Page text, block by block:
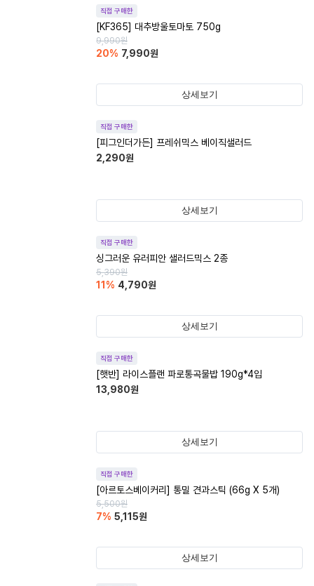
직접 구매한
[KF365] 대추방울토마토 750g
9,990원
20% 7,990원
상세보기
직접 구매한
[피그인더가든] 프레쉬믹스 베이직샐러드
2,290원
상세보기
직접 구매한
싱그러운 유러피안 샐러드믹스 2종
5,390원
11 % 4,790원
상세보기
직접 구매한
[햇반] 라이스플랜 파로통곡물밥 190g*4입
13,980원
상세보기
직접 구매한
[아르토스베이커리] 통밀 견과스틱 (66g X 5개)
5,500원
7% 5,115원
상세보기